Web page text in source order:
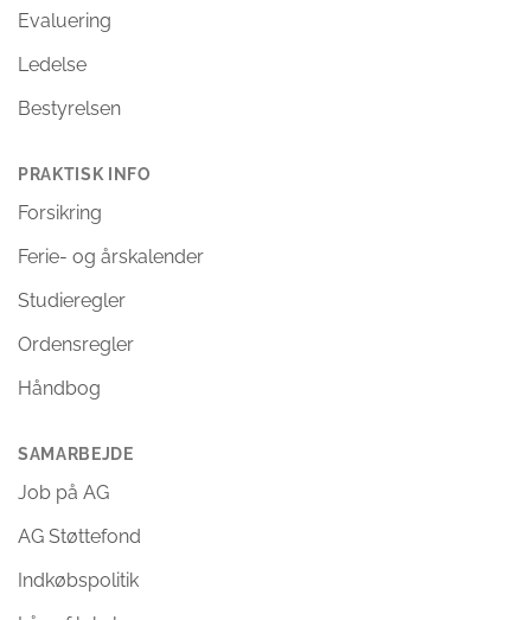
Evaluering
Ledelse
Bestyrelsen
PRAKTISK INFO
Forsikring
Ferie- og årskalender
Studieregler
Ordensregler
Håndbog
SAMARBEJDE
Job på AG
AG Støttefond
Indkøbspolitik